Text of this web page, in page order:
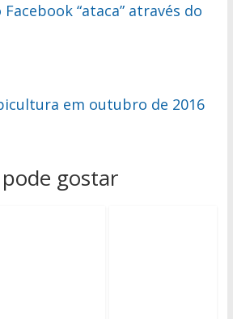
“ataca” através do
em outubro de 2016
gostar